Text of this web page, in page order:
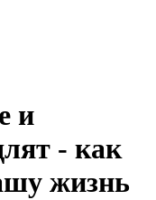
и
- как
жизнь